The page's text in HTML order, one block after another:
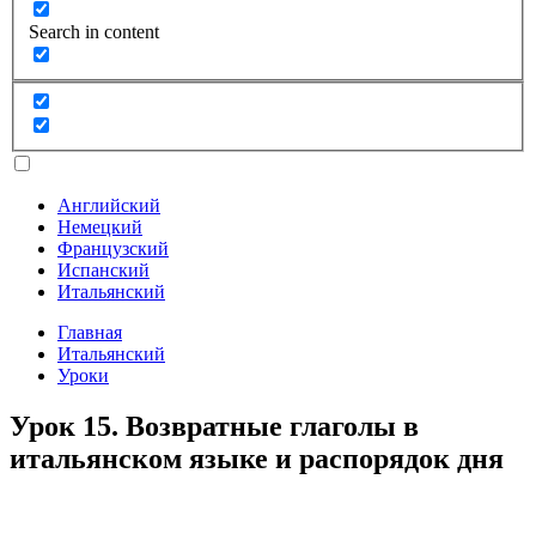
Search in content
Английский
Немецкий
Французский
Испанский
Итальянский
Главная
Итальянский
Уроки
Урок 15. Возвратные глаголы в
итальянском языке и распорядок дня